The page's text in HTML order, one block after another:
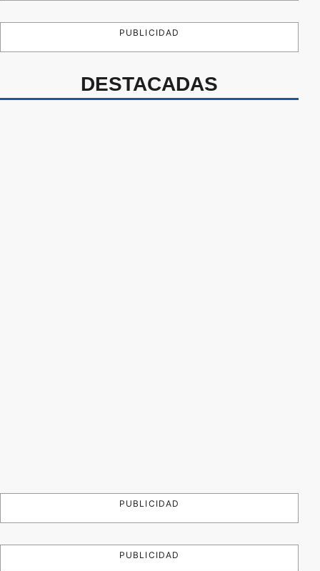
PUBLICIDAD
DESTACADAS
PUBLICIDAD
PUBLICIDAD